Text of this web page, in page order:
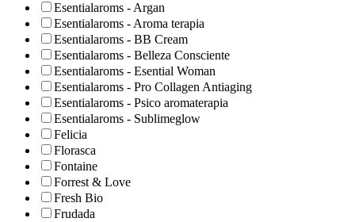
Esentialaroms - Argan
Esentialaroms - Aroma terapia
Esentialaroms - BB Cream
Esentialaroms - Belleza Consciente
Esentialaroms - Esential Woman
Esentialaroms - Pro Collagen Antiaging
Esentialaroms - Psico aromaterapia
Esentialaroms - Sublimeglow
Felicia
Florasca
Fontaine
Forrest & Love
Fresh Bio
Frudada